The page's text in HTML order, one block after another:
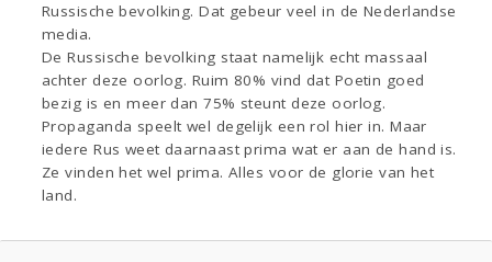
Russische bevolking. Dat gebeur veel in de Nederlandse
media.
De Russische bevolking staat namelijk echt massaal
achter deze oorlog. Ruim 80% vind dat Poetin goed
bezig is en meer dan 75% steunt deze oorlog.
Propaganda speelt wel degelijk een rol hier in. Maar
iedere Rus weet daarnaast prima wat er aan de hand is.
Ze vinden het wel prima. Alles voor de glorie van het
land.